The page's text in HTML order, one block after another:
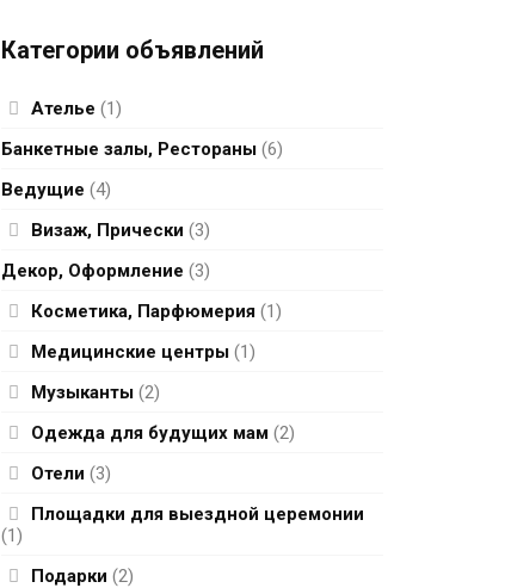
Категории объявлений
Ателье (1)
Банкетные залы, Рестораны (6)
Ведущие (4)
Визаж, Прически (3)
Декор, Оформление (3)
Косметика, Парфюмерия (1)
Медицинские центры (1)
Музыканты (2)
Одежда для будущих мам (2)
Отели (3)
Площадки для выездной церемонии
(1)
Подарки (2)